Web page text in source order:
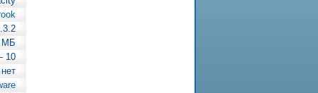
МБ
10